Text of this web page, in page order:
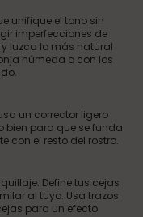
unifique el tono sin
imperfecciones de
luzca lo más natural
húmeda o con los
un corrector ligero
bien para que se funda
con el resto del rostro.
Define tus cejas
al tuyo. Usa trazos
para un efecto